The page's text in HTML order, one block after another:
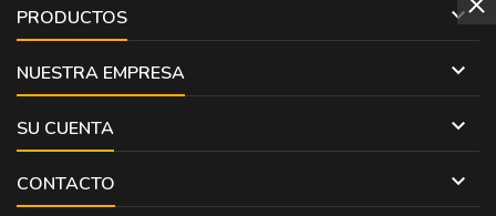
PRODUCTOS 
NUESTRA EMPRESA 
SU CUENTA 
CONTACTO 